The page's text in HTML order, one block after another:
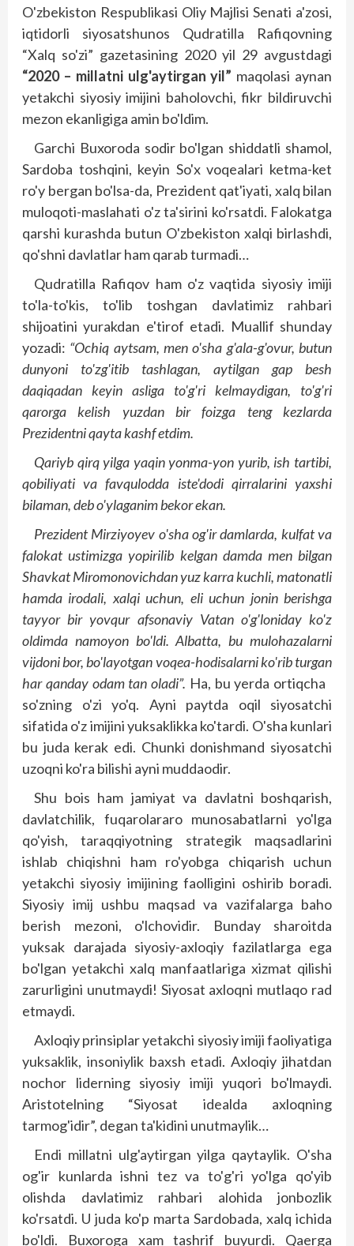
O'zbekis­ton Respublikasi Oliy Majlisi Senati a'zosi,
iqtidorli siyosatshunos Qudratilla Rafiqovning
“Xalq so'zi” gazetasining 2020 yil 29 avgustdagi
“2020 – millatni ulg'aytirgan yil” maqolasi aynan
yetakchi siyosiy imijini baholovchi, fikr bildiruvchi
mezon ekanligiga amin bo'ldim.
Garchi Buxoroda sodir bo'lgan shiddatli shamol,
Sardoba tosh­qini, keyin So'x voqealari ketma-ket
ro'y bergan bo'lsa-da, Prezident qat'iyati, xalq bilan
muloqoti-maslahati o'z ta'sirini ko'rsatdi. Falokatga
qarshi kurashda butun O'zbekiston xalqi birlashdi,
qo'shni davlatlar ham qarab turmadi…
Qudratilla Rafiqov ham o'z vaqtida siyosiy imiji
to'la-to'kis, to'lib toshgan davlatimiz rahbari
shijoatini yurakdan e'tirof etadi. Muallif shunday
yozadi: “Ochiq aytsam, men o'sha g'ala-g'ovur, butun
dunyoni to'zg'itib tashlagan, aytilgan gap besh
daqiqadan keyin asliga to'g'ri kelmaydigan, to'g'ri
qarorga kelish yuzdan bir foizga teng kezlarda
Prezidentni qayta kashf etdim.
Qariyb qirq yilga yaqin yonma-yon yurib, ish tartibi,
qobiliyati va favqulodda iste'dodi qirralarini yaxshi
bilaman, deb o'ylaganim bekor ekan.
Prezident Mirziyoyev o'sha og'ir damlarda, kulfat va
falokat ustimizga yopirilib kelgan damda men bilgan
Shavkat Miromonovichdan yuz karra kuchli, matonatli
hamda irodali, xalqi uchun, eli uchun jonin berishga
tayyor bir yovqur afsonaviy Vatan o'g'loniday ko'z
oldimda namoyon bo'ldi. Albatta, bu mulohazalarni
vijdoni bor, bo'layotgan voqea-hodisalarni ko'rib turgan
har qanday odam tan oladi”. Ha, bu yerda ortiqcha
so'zning o'zi yo'q. Ayni paytda oqil siyosatchi
sifatida o'z imijini yuksaklikka ko'tardi. O'sha kunlari
bu juda kerak edi. Chunki donishmand siyosatchi
uzoqni ko'ra bilishi ayni muddaodir.
Shu bois ham jamiyat va davlatni bosh­qarish,
davlatchilik, fuqarolararo munosabatlarni yo'lga
qo'yish, taraqqiyotning strategik maqsadlarini
ishlab chiqishni ham ro'yobga chiqarish uchun
yetakchi siyosiy imijining faolligini oshirib boradi.
Siyosiy imij ushbu maqsad va vazifalarga baho
berish mezoni, o'lchovidir. Bunday sharoitda
yuksak darajada siyosiy-axloqiy fazilatlarga ega
bo'lgan yetakchi xalq manfaatlariga xizmat qilishi
zarurligini unutmaydi! Siyosat axloqni mutlaqo rad
etmaydi.
Axloqiy prinsiplar yetakchi siyosiy imiji faoliyatiga
yuksaklik, insoniylik baxsh etadi. Axloqiy jihatdan
nochor liderning siyosiy imiji yuqori bo'lmaydi.
Aristotelning “Siyosat idealda axloqning
tarmog'idir”, degan ta'kidini unutmaylik…
Endi millatni ulg'aytirgan yilga qaytaylik. O'sha
og'ir kunlarda ishni tez va to'g'ri yo'lga qo'yib
olishda davlatimiz rahbari alohida jonbozlik
ko'rsatdi. U juda ko'p marta Sardobada, xalq ichida
bo'ldi. Buxoroga xam tashrif buyurdi. Qaerga